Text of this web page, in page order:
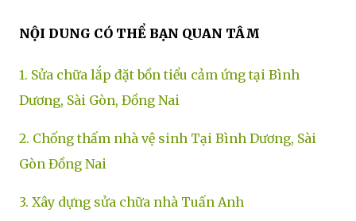
NỘI DUNG CÓ THỂ BẠN QUAN TÂM
1. Sửa chữa lắp đặt bồn tiểu cảm ứng tại Bình
Dương, Sài Gòn, Đồng Nai
2. Chống thấm nhà vệ sinh Tại Bình Dương, Sài
Gòn Đồng Nai
3. Xây dựng sửa chữa nhà Tuấn Anh